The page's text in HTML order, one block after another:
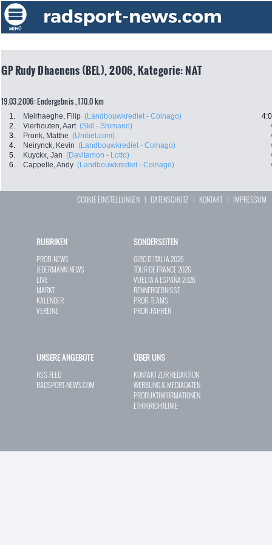
GP Rudy Dhaenens (BEL), 2006, Kategorie: NAT
19.03.2006: Endergebnis , 170.0 km
1. Meirhaeghe, Filip (Landbouwkrediet - Colnago)
2.
Vierhouten, Aart (Skil - Shimano)
3.
Pronk, Matthe (Unibet.com)
4.
Neirynck, Kevin (Landbouwkrediet - Colnago)
5.
Kuyckx, Jan (Davitamon - Lotto)
6.
Cappelle, Andy (Landbouwkrediet - Colnago)
COOKIE EINSTELLUNGEN | DATENSCHUTZ | KONTAKT| IMPRESSUM
RUBRIKEN
PROFI-NEWS
JEDERMANN-NEWS
LIVE
MARKT
KALENDER
VEREINE
SONDERSEITEN
GIRO D`ITALIA 2026
TOUR DE FRANCE 2026
VUELTA A ESPAÑA 2026
RENNERGEBNISSE
PROFI-TEAMS
PROFI-FAHRER
UNSERE ANGEBOTE
RSS-FEED
RADSPORT-NEWS.COM
ÜBER UNS
KONTAKT ZUR REDAKTION
WERBUNG & MEDIADATEN
PRODUKTINFORMATIONEN
ETHIKRICHTLINIE